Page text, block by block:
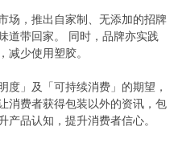
场，推出自家制、无添加的招牌
道带回家。 同时，品牌亦实践
减少使用塑胶。
度」及「可持续消费」的期望，
消费者获得包装以外的资讯，包
品认知，提升消费者信心。